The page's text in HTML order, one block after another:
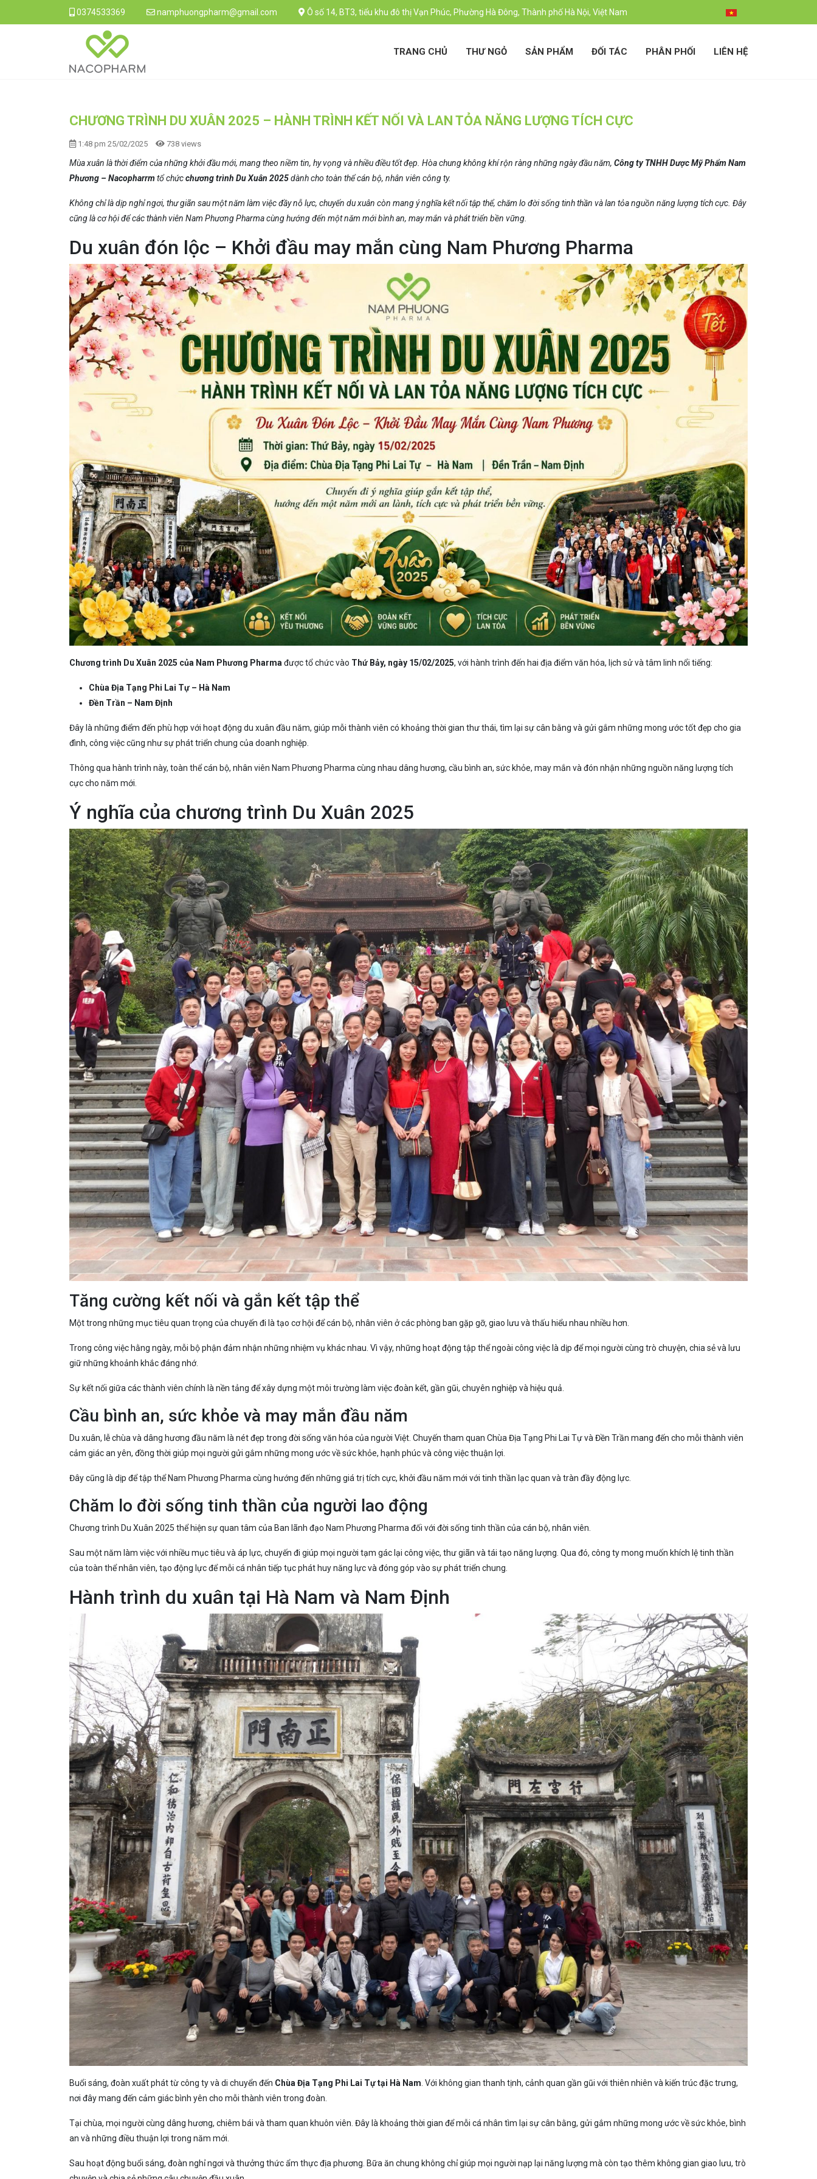
0374533369 namphuongpharm@gmail.com Ô số 14, BT3, tiểu khu đô thị Vạn Phúc, Phường Hà Đông, Thành phố Hà Nội, Việt Nam
TRANG CHỦ THƯ NGỎ SẢN PHẨM ĐỐI TÁC PHÂN PHỐI LIÊN HỆ
CHƯƠNG TRÌNH DU XUÂN 2025 – HÀNH TRÌNH KẾT NỐI VÀ LAN TỎA NĂNG LƯỢNG TÍCH CỰC
1:48 pm 25/02/2025 738 views
Mùa xuân là thời điểm của những khởi đầu mới, mang theo niềm tin, hy vọng và nhiều điều tốt đẹp. Hòa chung không khí rộn ràng những ngày đầu năm, Công ty TNHH Dược Mỹ Phẩm Nam
Phương – Nacopharrm tổ chứcchương trình Du Xuân 2025dành cho toàn thể cán bộ, nhân viên công ty.
Không chỉ là dịp nghỉ ngơi, thư giãn sau một năm làm việc đầy nỗ lực, chuyến du xuân còn mang ý nghĩa kết nối tập thể, chăm lo đời sống tinh thần và lan tỏa nguồn năng lượng tích cực. Đây
cũng là cơ hội để các thành viên Nam Phương Pharma cùng hướng đến một năm mới bình an, may mắn và phát triển bền vững.
Du xuân đón lộc – Khởi đầu may mắn cùng Nam Phương Pharma
Chương trình Du Xuân 2025 của Nam Phương Pharma được tổ chức vào Thứ Bảy, ngày 15/02/2025, với hành trình đến hai địa điểm văn hóa, lịch sử và tâm linh nổi tiếng:
Chùa Địa Tạng Phi Lai Tự – Hà Nam
Đền Trần – Nam Định
Đây là những điểm đến phù hợp với hoạt động du xuân đầu năm, giúp mỗi thành viên có khoảng thời gian thư thái, tìm lại sự cân bằng và gửi gắm những mong ước tốt đẹp cho gia
đình, công việc cũng như sự phát triển chung của doanh nghiệp.
Thông qua hành trình này, toàn thể cán bộ, nhân viên Nam Phương Pharma cùng nhau dâng hương, cầu bình an, sức khỏe, may mắn và đón nhận những nguồn năng lượng tích
cực cho năm mới.
Ý nghĩa của chương trình Du Xuân 2025
Tăng cường kết nối và gắn kết tập thể
Một trong những mục tiêu quan trọng của chuyến đi là tạo cơ hội để cán bộ, nhân viên ở các phòng ban gặp gỡ, giao lưu và thấu hiểu nhau nhiều hơn.
Trong công việc hằng ngày, mỗi bộ phận đảm nhận những nhiệm vụ khác nhau. Vì vậy, những hoạt động tập thể ngoài công việc là dịp để mọi người cùng trò chuyện, chia sẻ và lưu
giữ những khoảnh khắc đáng nhớ.
Sự kết nối giữa các thành viên chính là nền tảng để xây dựng một môi trường làm việc đoàn kết, gần gũi, chuyên nghiệp và hiệu quả.
Cầu bình an, sức khỏe và may mắn đầu năm
Du xuân, lễ chùa và dâng hương đầu năm là nét đẹp trong đời sống văn hóa của người Việt. Chuyến tham quan Chùa Địa Tạng Phi Lai Tự và Đền Trần mang đến cho mỗi thành viên
cảm giác an yên, đồng thời giúp mọi người gửi gắm những mong ước về sức khỏe, hạnh phúc và công việc thuận lợi.
Đây cũng là dịp để tập thể Nam Phương Pharma cùng hướng đến những giá trị tích cực, khởi đầu năm mới với tinh thần lạc quan và tràn đầy động lực.
Chăm lo đời sống tinh thần của người lao động
Chương trình Du Xuân 2025 thể hiện sự quan tâm của Ban lãnh đạo Nam Phương Pharma đối với đời sống tinh thần của cán bộ, nhân viên.
Sau một năm làm việc với nhiều mục tiêu và áp lực, chuyến đi giúp mọi người tạm gác lại công việc, thư giãn và tái tạo năng lượng. Qua đó, công ty mong muốn khích lệ tinh thần
của toàn thể nhân viên, tạo động lực để mỗi cá nhân tiếp tục phát huy năng lực và đóng góp vào sự phát triển chung.
Hành trình du xuân tại Hà Nam và Nam Định
Buổi sáng, đoàn xuất phát từ công ty và di chuyển đến Chùa Địa Tạng Phi Lai Tự tại Hà Nam . Với không gian thanh tịnh, cảnh quan gần gũi với thiên nhiên và kiến trúc đặc trưng,
nơi đây mang đến cảm giác bình yên cho mỗi thành viên trong đoàn.
Tại chùa, mọi người cùng dâng hương, chiêm bái và tham quan khuôn viên. Đây là khoảng thời gian để mỗi cá nhân tìm lại sự cân bằng, gửi gắm những mong ước về sức khỏe, bình
an và những điều thuận lợi trong năm mới.
Sau hoạt động buổi sáng, đoàn nghỉ ngơi và thưởng thức ẩm thực địa phương. Bữa ăn chung không chỉ giúp mọi người nạp lại năng lượng mà còn tạo thêm không gian giao lưu, trò